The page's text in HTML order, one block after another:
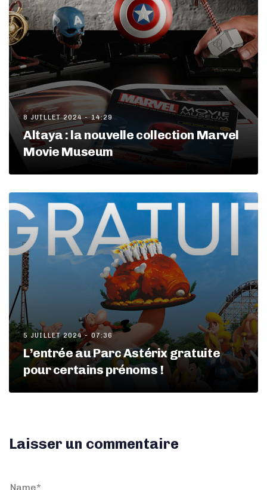
8 JUILLET 2024 - 14:29
Altaya : la nouvelle collection Marvel
Movie Museum
5 JUILLET 2024 - 07:36
L’entrée au Parc Astérix gratuite
pour certains prénoms !
Laisser un commentaire